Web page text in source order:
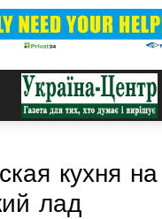
кухня на
лад